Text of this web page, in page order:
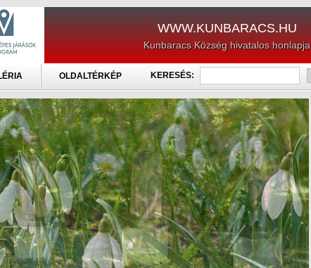
WWW.KUNBARACS.HU
Kunbaracs Község hivatalos honlapja
OLDALTÉRKÉP KERESÉS: